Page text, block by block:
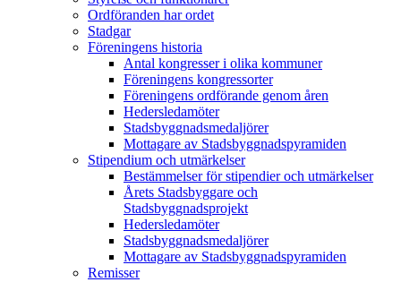
Ordföranden har ordet
Stadgar
Föreningens historia
Antal kongresser i olika kommuner
Föreningens kongressorter
Föreningens ordförande genom åren
Hedersledamöter
Stadsbyggnadsmedaljörer
Mottagare av Stadsbyggnadspyramiden
Stipendium och utmärkelser
Bestämmelser för stipendier och utmärkelser
Årets Stadsbyggare och
Stadsbyggnadsprojekt
Hedersledamöter
Stadsbyggnadsmedaljörer
Mottagare av Stadsbyggnadspyramiden
Remisser